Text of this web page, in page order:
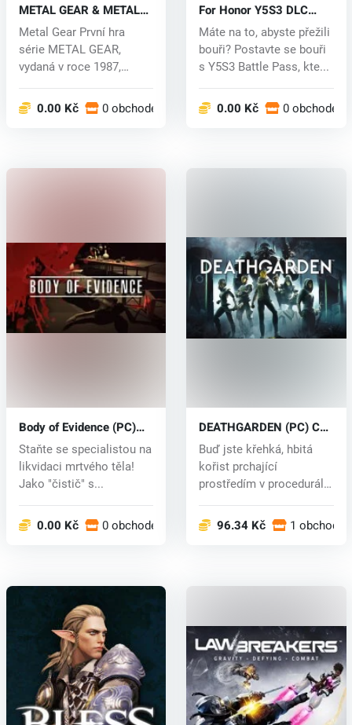
METAL GEAR & METAL
GEAR 2: Solid Snake (PC)
key
Metal Gear První hra
série METAL GEAR,
vydaná v roce 1987,
0.00 Kč 0 obchodech
For Honor Y5S3 DLC
(PC) key
Máte na to, abyste přežili
bouři? Postavte se bouři
s Y5S3 Battle Pass, kte...
0.00 Kč 0 obchodech
Body of Evidence (PC)
CD key
Staňte se specialistou na
likvidaci mrtvého těla!
Jako "čistič" s...
0.00 Kč 0 obchodech
DEATHGARDEN (PC) CD
key
Buď jste křehká, hbitá
kořist prchající
prostředím v procedurální
96.34 Kč 1